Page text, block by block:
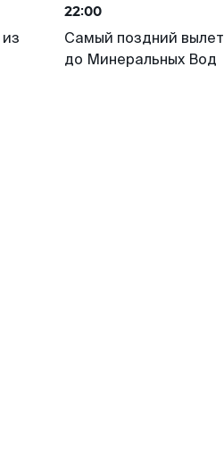
22:00
Самый поздний вылет
до Минеральных Вод